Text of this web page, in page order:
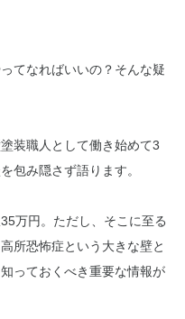
てなればいいの？そんな疑
装職人として働き始めて3
包み隠さず語ります。
万円。ただし、そこに至る
所恐怖症という大きな壁と
っておくべき重要な情報が